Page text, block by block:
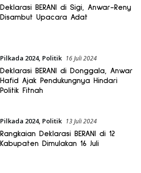
Deklarasi BERANI di Sigi, Anwar-Reny
Disambut Upacara Adat
Pilkada 2024, Politik 16 Juli 2024
Deklarasi BERANI di Donggala, Anwar
Hafid Ajak Pendukungnya Hindari
Politik Fitnah
Pilkada 2024, Politik 13 Juli 2024
Rangkaian Deklarasi BERANI di 12
Kabupaten Dimulakan 16 Juli